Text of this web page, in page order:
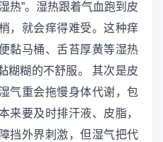
热”。湿热跟着气血跑到皮
，就会痒得难受。这种痒
黏马桶、舌苔厚黄等湿热
糊糊的不舒服。 其次是皮
气重会拖慢身体代谢，包
来要及时排汗液、皮脂，
挡外界刺激，但湿气把代